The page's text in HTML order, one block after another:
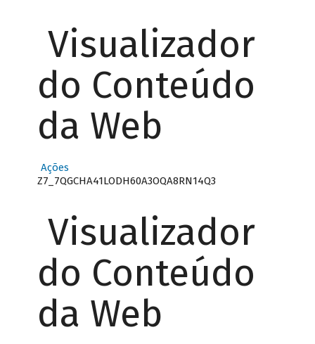
Visualizador
do Conteúdo
da Web
Ações
Z7_7QGCHA41LODH60A3OQA8RN14Q3
Visualizador
do Conteúdo
da Web